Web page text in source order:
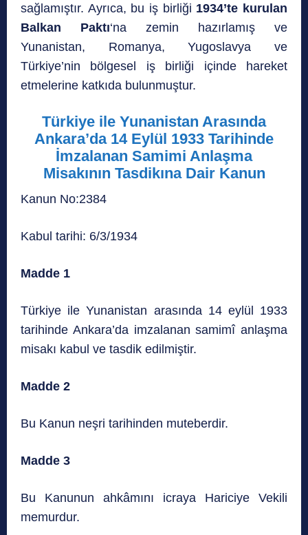
sağlamıştır. Ayrıca, bu iş birliği 1934’te kurulan
Balkan Paktı‘na zemin hazırlamış ve
Yunanistan, Romanya, Yugoslavya ve
Türkiye’nin bölgesel iş birliği içinde hareket
etmelerine katkıda bulunmuştur.
Türkiye ile Yunanistan Arasında
Ankara’da 14 Eylül 1933 Tarihinde
İmzalanan Samimi Anlaşma
Misakının Tasdikına Dair Kanun
Kanun No:2384
Kabul tarihi: 6/3/1934
Madde 1
Türkiye ile Yunanistan arasında 14 eylül 1933
tarihinde Ankara’da imzalanan samimî anlaşma
misakı kabul ve tasdik edilmiştir.
Madde 2
Bu Kanun neşri tarihinden muteberdir.
Madde 3
Bu Kanunun ahkâmını icraya Hariciye Vekili
memurdur.